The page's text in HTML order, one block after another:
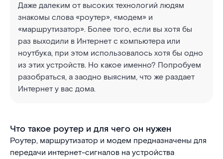
Даже далеким от высоких технологий людям
знакомы слова «роутер», «модем» и
«маршрутизатор». Более того, если вы хотя бы
раз выходили в Интернет с компьютера или
ноутбука, при этом использовалось хотя бы одно
из этих устройств. Но какое именно? Попробуем
разобраться, а заодно выясним, что же раздает
Интернет у вас дома.
Что такое роутер и для чего он нужен
Роутер, маршрутизатор и модем предназначены для
передачи интернет-сигналов на устройства